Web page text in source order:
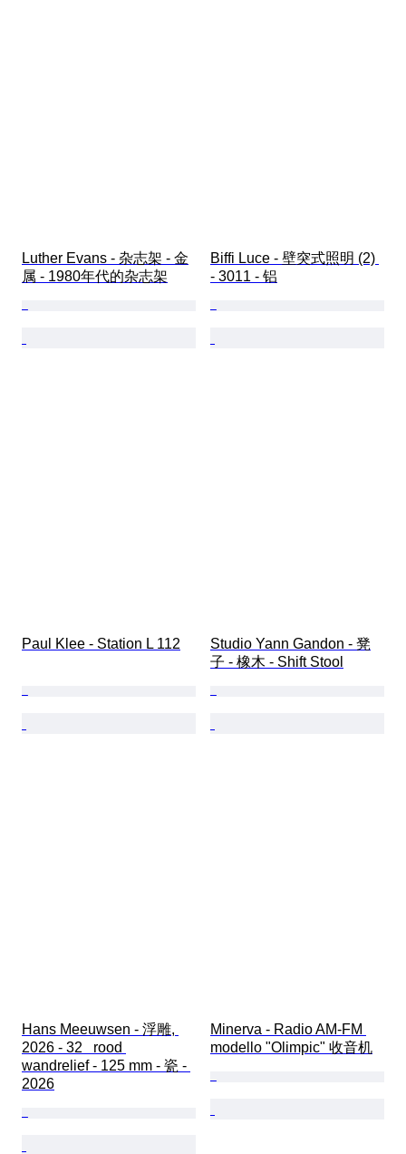
Luther Evans - 杂志架 - 金
属 - 1980年代的杂志架
Biffi Luce - 壁突式照明 (2)
- 3011 - 铝
Paul Klee - Station L 112
Studio Yann Gandon - 凳
子 - 橡木 - Shift Stool
Hans Meeuwsen - 浮雕,
2026 - 32   rood
wandrelief - 125 mm - 瓷 -
2026
Minerva - Radio AM-FM
modello "Olimpic" 收音机